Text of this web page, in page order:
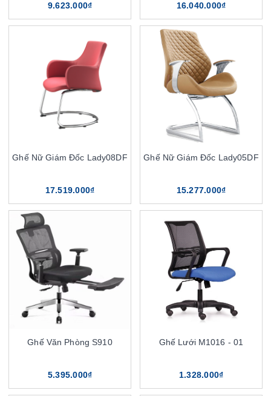
9.623.000₫ 16.040.000₫
Ghế Nữ Giám Đốc Lady08DF
17.519.000₫
Ghế Nữ Giám Đốc Lady05DF
15.277.000₫
Ghế Văn Phòng S910
5.395.000₫
Ghế Lưới M1016 - 01
1.328.000₫